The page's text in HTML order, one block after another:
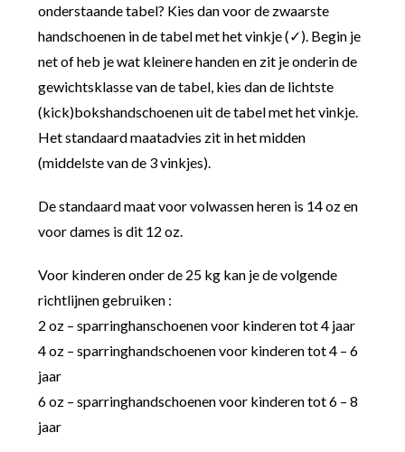
onderstaande tabel? Kies dan voor de zwaarste
handschoenen in de tabel met het vinkje (✓). Begin je
net of heb je wat kleinere handen en zit je onderin de
gewichtsklasse van de tabel, kies dan de lichtste
(kick)bokshandschoenen uit de tabel met het vinkje.
Het standaard maatadvies zit in het midden
(middelste van de 3 vinkjes).
De standaard maat voor volwassen heren is 14 oz en
voor dames is dit 12 oz.
Voor kinderen onder de 25 kg kan je de volgende
richtlijnen gebruiken :
2 oz – sparringhanschoenen voor kinderen tot 4 jaar
4 oz – sparringhandschoenen voor kinderen tot 4 – 6
jaar
6 oz – sparringhandschoenen voor kinderen tot 6 – 8
jaar